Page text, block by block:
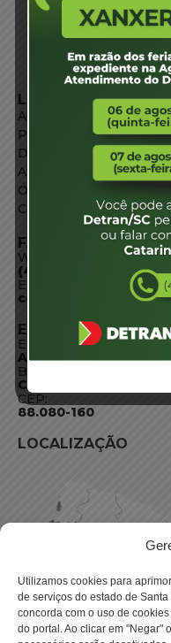
Utilizamos cookies para
de serviços do estado de Santa
concorda com o uso de
do portal. Ao clicar em "Negar"
LINKS EXTERNOS
Agência de Notícias
Portal de Serviços
Diário Oficial
Acesso à Informação
Órgãos do Governo
Conheça SC
FALE CONOSCO
WhatsApp:
(48) 3664-1800
E-mail:
ENDEREÇO
Endereço:
Av. Almirante
Bairro:
Coqueiros,
CEP:
88.080-160
LOCALIZAÇÃO